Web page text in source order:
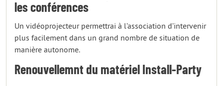
les conférences
Un vidéoprojecteur permettrai à l’association d’intervenir
plus facilement dans un grand nombre de situation de
manière autonome.
Renouvellemnt du matériel Install-Party